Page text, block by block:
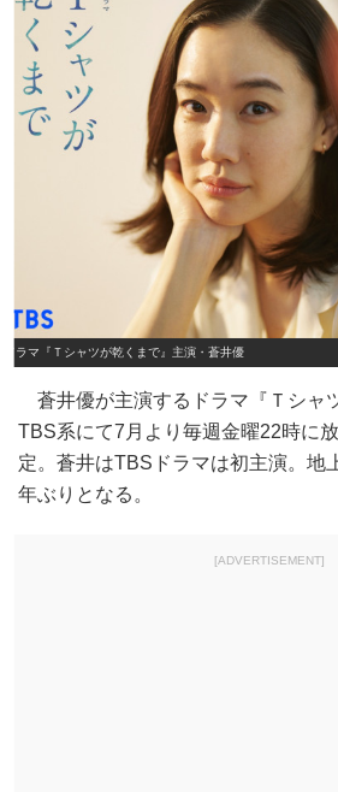
ドラマ『Ｔシャツが乾くまで』主演・蒼井優
蒼井優が主演するドラマ『Ｔシャ
TBS系にて7月より毎週金曜22時に
定。蒼井はTBSドラマは初主演。地
年ぶりとなる。
[ADVERTISEMENT]